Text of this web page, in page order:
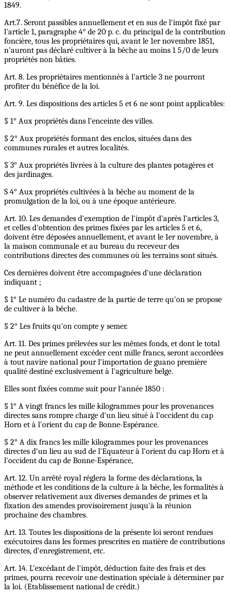
1849.
Art.7. Seront passibles annuellement et en sus de l'impôt fixé par
l'article 1, paragraphe 4° de 20 p. c. du principal de la contribution
foncière, tous les propriétaires qui, avant le 1er novembre 1851,
n'auront pas déclaré cultiver à la bêche au moins 1 5/0 de leurs
propriétés non bâties.
Art. 8. Les propriétaires mentionnés à l'article 3 ne pourront
profiter du bénéfice de la loi.
Art. 9. Les dispositions des articles 5 et 6 ne sont point applicables:
§ 1° Aux propriétés dans l'enceinte des villes.
§ 2° Aux propriétés formant des enclos, situées dans des
communes rurales et autres localités.
§ 3° Aux propriétés livrées à la culture des plantes potagères et
des jardinages.
S 4° Aux propriétés cultivées à la bêche au moment de la
promulgation de la loi, ou à une époque antérieure.
Art. 10. Les demandes d'exemption de l'impôt d'après l'articles 3,
et celles d'obtention des primes fixées par les articles 5 et 6,
doivent être déposées annuellement, et avant le 1er novembre, à
la maison communale et au bureau du receveur des
contributions directes des communes où les terrains sont situés.
Ces dernières doivent être accompagnées d'une déclaration
indiquant ;
§ 1° Le numéro du cadastre de la partie de terre qu'on se propose
de cultiver à la bêche.
§ 2° Les fruits qu'on compte y semer.
Art. 11. Des primes prélevées sur les mêmes fonds, et dont le total
ne peut annuellement excéder cent mille francs, seront accordées
à tout navire national pour l'importation de guano première
qualité destiné exclusivement à l'agriculture belge.
Elles sont fixées comme suit pour l'année 1850 :
§ 1° A vingt francs les mille kilogrammes pour les provenances
directes sans rompre charge d'un lieu situé à l'occident du cap
Horn et à l'orient du cap de Bonne-Espérance.
§ 2° A dix francs les mille kilogrammes pour les provenances
directes d'un lieu au sud de l'Equateur à l'orient du cap Horn et à
l'occident du cap de Bonne-Espérance,
Art. 12. Un arrêté royal réglera la forme des déclarations, la
méthode et les conditions de la culture à la bêche, les formalités à
observer relativement aux diverses demandes de primes et la
fixation des amendes provisoirement jusqu'à la réunion
prochaine des chambres.
Art. 13. Toutes les dispositions de la présente loi seront rendues
exécutoires dans les formes prescrites en matière de contributions
directes, d'enregistrement, etc.
Art. 14. L'excédant de l'impôt, déduction faite des frais et des
primes, pourra recevoir une destination spéciale à déterminer par
la loi. (Etablissement national de crédit.)